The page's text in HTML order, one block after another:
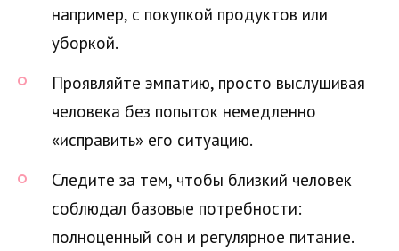
например, с покупкой продуктов или
уборкой.
Проявляйте эмпатию, просто выслушивая
человека без попыток немедленно
«исправить» его ситуацию.
Следите за тем, чтобы близкий человек
соблюдал базовые потребности:
полноценный сон и регулярное питание.